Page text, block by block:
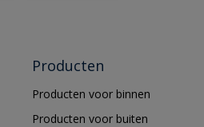
Producten
Producten voor binnen
Producten voor buiten